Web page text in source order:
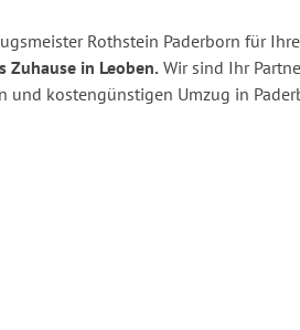
Rothstein Paderborn für
Zuhause in Leoben. Wir sind Ihr
und kostengünstigen Umzug in